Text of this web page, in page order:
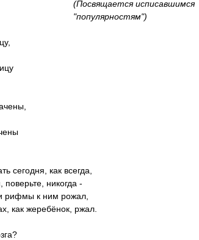
(Посвящается исписавшимся
"популярностям")
сегодня, как всегда,
никогда -
рифмы к ним рожал,
как жеребёнок, ржал.